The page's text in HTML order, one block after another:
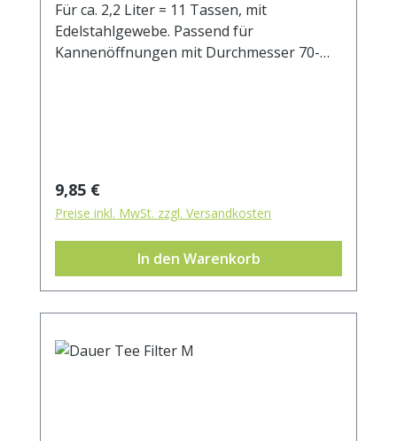
Für ca. 2,2 Liter = 11 Tassen, mit
Edelstahlgewebe. Passend für
Kannenöffnungen mit Durchmesser 70-
Regulärer Preis:
9,85 €
Preise inkl. MwSt. zzgl. Versandkosten
In den Warenkorb